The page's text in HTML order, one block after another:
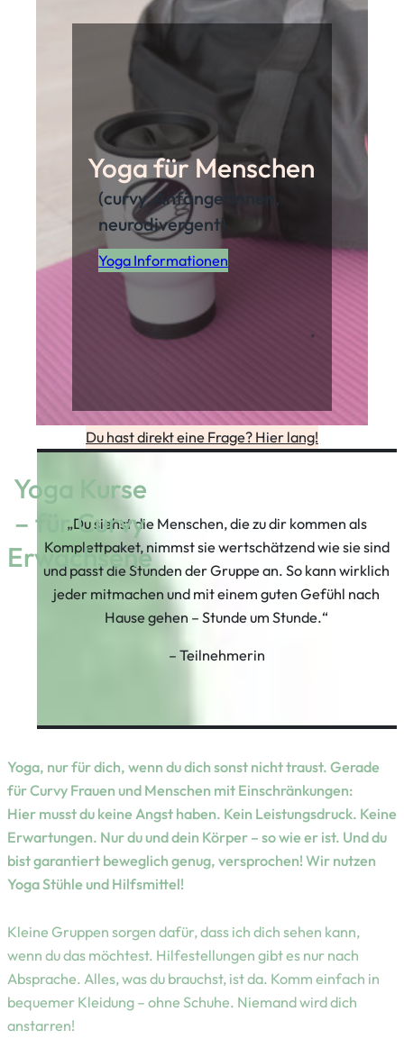
Yoga für Menschen
(curvy, AnfängerInnen,
neurodivergent)
Yoga Informationen
Du hast direkt eine Frage? Hier lang!
„Du siehst die Menschen, die zu dir kommen als
Komplettpaket, nimmst sie wertschätzend wie sie sind
und passt die Stunden der Gruppe an. So kann wirklich
jeder mitmachen und mit einem guten Gefühl nach
Hause gehen – Stunde um Stunde.“
– Teilnehmerin
Yoga Kurse
– für Curvy
Erwachsene
Yoga, nur für dich, wenn du dich sonst nicht traust. Gerade
für Curvy Frauen und Menschen mit Einschränkungen:
Hier musst du keine Angst haben. Kein Leistungsdruck. Keine
Erwartungen. Nur du und dein Körper – so wie er ist. Und du
bist garantiert beweglich genug, versprochen! Wir nutzen
Yoga Stühle und Hilfsmittel!
Kleine Gruppen sorgen dafür, dass ich dich sehen kann,
wenn du das möchtest. Hilfestellungen gibt es nur nach
Absprache. Alles, was du brauchst, ist da. Komm einfach in
bequemer Kleidung – ohne Schuhe. Niemand wird dich
anstarren!